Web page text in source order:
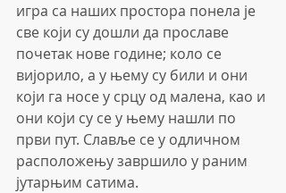
игра са наших простора понела је
све који су дошли да прославе
почетак нове године; коло се
вијорило, а у њему су били и они
који га носе у срцу од малена, као и
они који су се у њему нашли по
први пут. Славље се у одличном
расположењу завршило у раним
јутарњим сатима.